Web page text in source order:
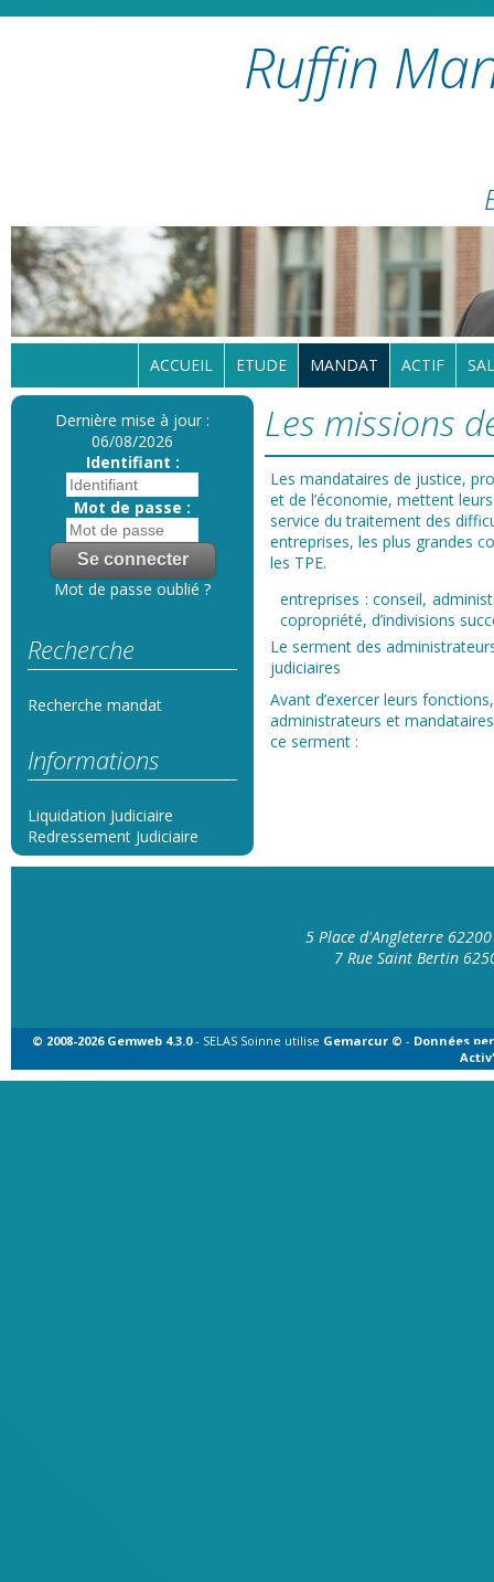
Ruffin
ACCUEIL ETUDE MANDAT ACTIF
Dernière mise à jour :
06/08/2026
Identifiant :
Mot de passe :
Mot de passe oublié ?
Recherche
Recherche mandat
Informations
Liquidation Judiciaire
Redressement Judiciaire
Les missions
Les mandataires de justice,
et de l’économie, mettent
service du traitement des
entreprises, les plus grandes
les TPE.
entreprises : conseil,
copropriété, d’indivisions
Le serment des
judiciaires
Avant d’exercer leurs
administrateurs et
ce serment :
5 Place d'Angleterre
7 Rue Saint Bertin
© 2008-2026 Gemweb 4.3.0- SELAS Soinne utilise Gemarcur © - Données